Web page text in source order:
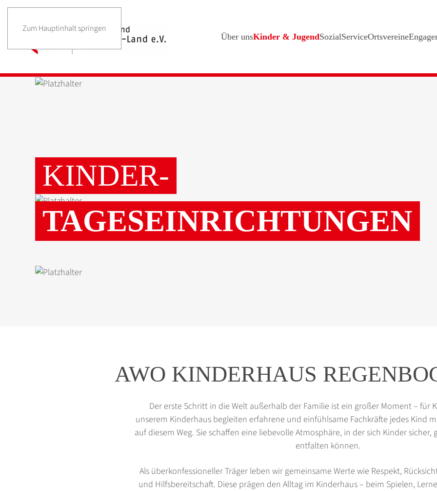
Zum Hauptinhalt springen
Über unsKinder & JugendSozialServiceOrtsvereine
KINDER-
TAGESEINRICHTUNGEN
AWO KINDERHAUS
Der erste Schritt in die Welt außerhalb der Familie ist ein großer Moment – für
unserem Kinderhaus begleiten erfahrene und einfühlsame Fachkräfte jedes Kind
auf diesem Weg. Sie schaffen eine liebevolle Atmosphäre, in der sich Kinder
entfalten können.
Als überkonfessioneller Träger leben wir gemeinsame Werte wie Respekt,
und Hilfsbereitschaft. Diese prägen den Alltag im Kinderhaus – beim Spielen,